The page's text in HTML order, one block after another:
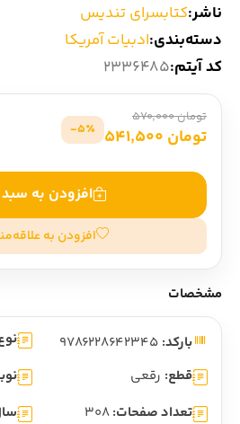
ناشر:کتابسرای تندیس
دسته‌بندی:ادبیات آمریکا
کد آیتم:2336485
تومان 570,000
تومان 541,500 5٪-
افزودن به
افزودن به
مشخصات
بارکد:
قطع: رقعی
تعداد صفحات: 308